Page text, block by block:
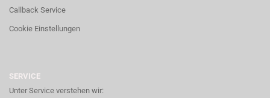
Callback Service
Cookie Einstellungen
SERVICE
Unter Service verstehen wir: